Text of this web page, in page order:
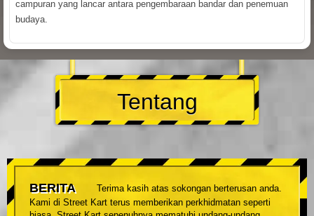
campuran yang lancar antara pengembaraan bandar dan penemuan
budaya.
Tentang
BERITA
Terima kasih atas sokongan berterusan anda.
Kami di Street Kart terus memberikan perkhidmatan seperti